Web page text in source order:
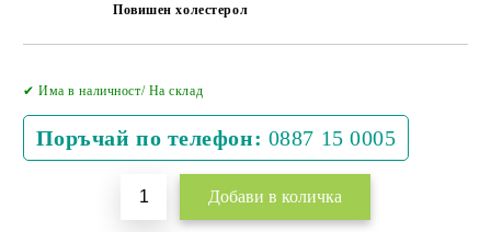
Повишен холестерол
✔ Има в наличност/ На склад
Поръчай по телефон: 0887 15 0005